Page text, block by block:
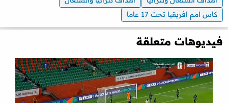
كاس امم افريقيا تحت 17 عاما
فيديوهات متعلقة